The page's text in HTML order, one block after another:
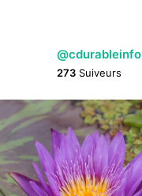
@cdurableinfo
273 Suiveurs